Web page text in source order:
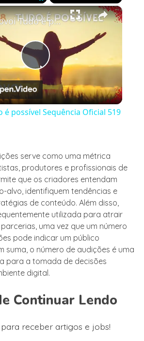
×
Play
Video
Grabovoi Tudo é possível Sequência Oficial 519 7148
é possível Sequência Oficial 519
serve como uma métrica
produtores e profissionais de
que os criadores entendam
alvo, identifiquem tendências e
de conteúdo. Além disso,
utilizada para atrair
uma vez que um número
pode indicar um público
suma, o número de audições é uma
para a tomada de decisões
digital.
Continuar Lendo
receber artigos e jobs!